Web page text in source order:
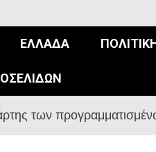
ΕΛΛΆΔΑ
των